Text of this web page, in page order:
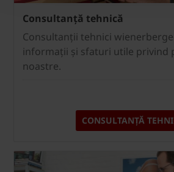
Consultanță tehnică
Consultanții tehnici
informații și sfaturi utile privind
noastre.
CONSULTANȚĂ